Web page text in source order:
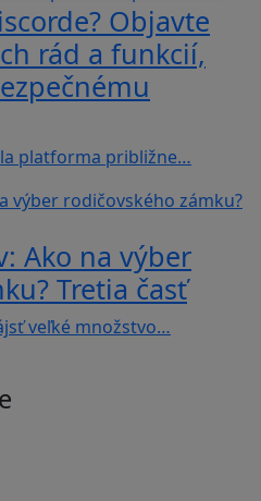
Objavte
rád a funkcií,
platforma približne…
Ako na výber
Tretia časť
veľké množstvo…